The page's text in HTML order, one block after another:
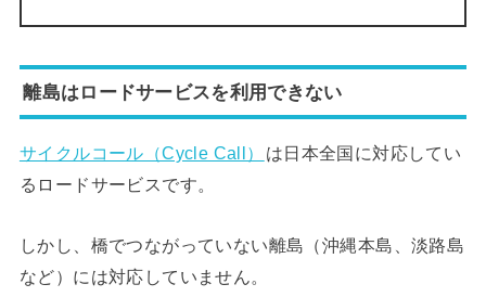
離島はロードサービスを利用できない
サイクルコール（Cycle Call）
は日本全国に対応してい
るロードサービスです。
しかし、橋でつながっていない離島（沖縄本島、淡路島
など）には対応していません。